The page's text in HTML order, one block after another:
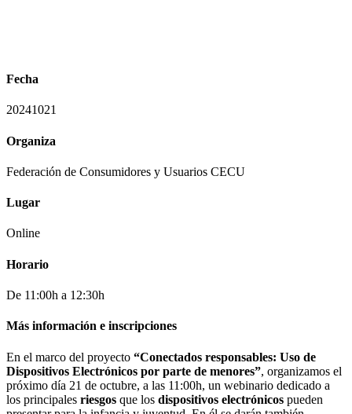
Fecha
20241021
Organiza
Federación de Consumidores y Usuarios CECU
Lugar
Online
Horario
De 11:00h a 12:30h
Más información e inscripciones
En el marco del proyecto “Conectados responsables: Uso de
Dispositivos Electrónicos por parte de menores”, organizamos el
próximo día 21 de octubre, a las 11:00h, un webinario dedicado a
los principales riesgos que los dispositivos electrónicos pueden